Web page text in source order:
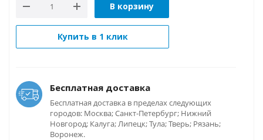
В корзину
Купить в 1 клик
Бесплатная доставка
Бесплатная доставка в пределах следующих
городов: Москва; Санкт-Петербург; Нижний
Новгород; Калуга; Липецк; Тула; Тверь; Рязань;
Воронеж.